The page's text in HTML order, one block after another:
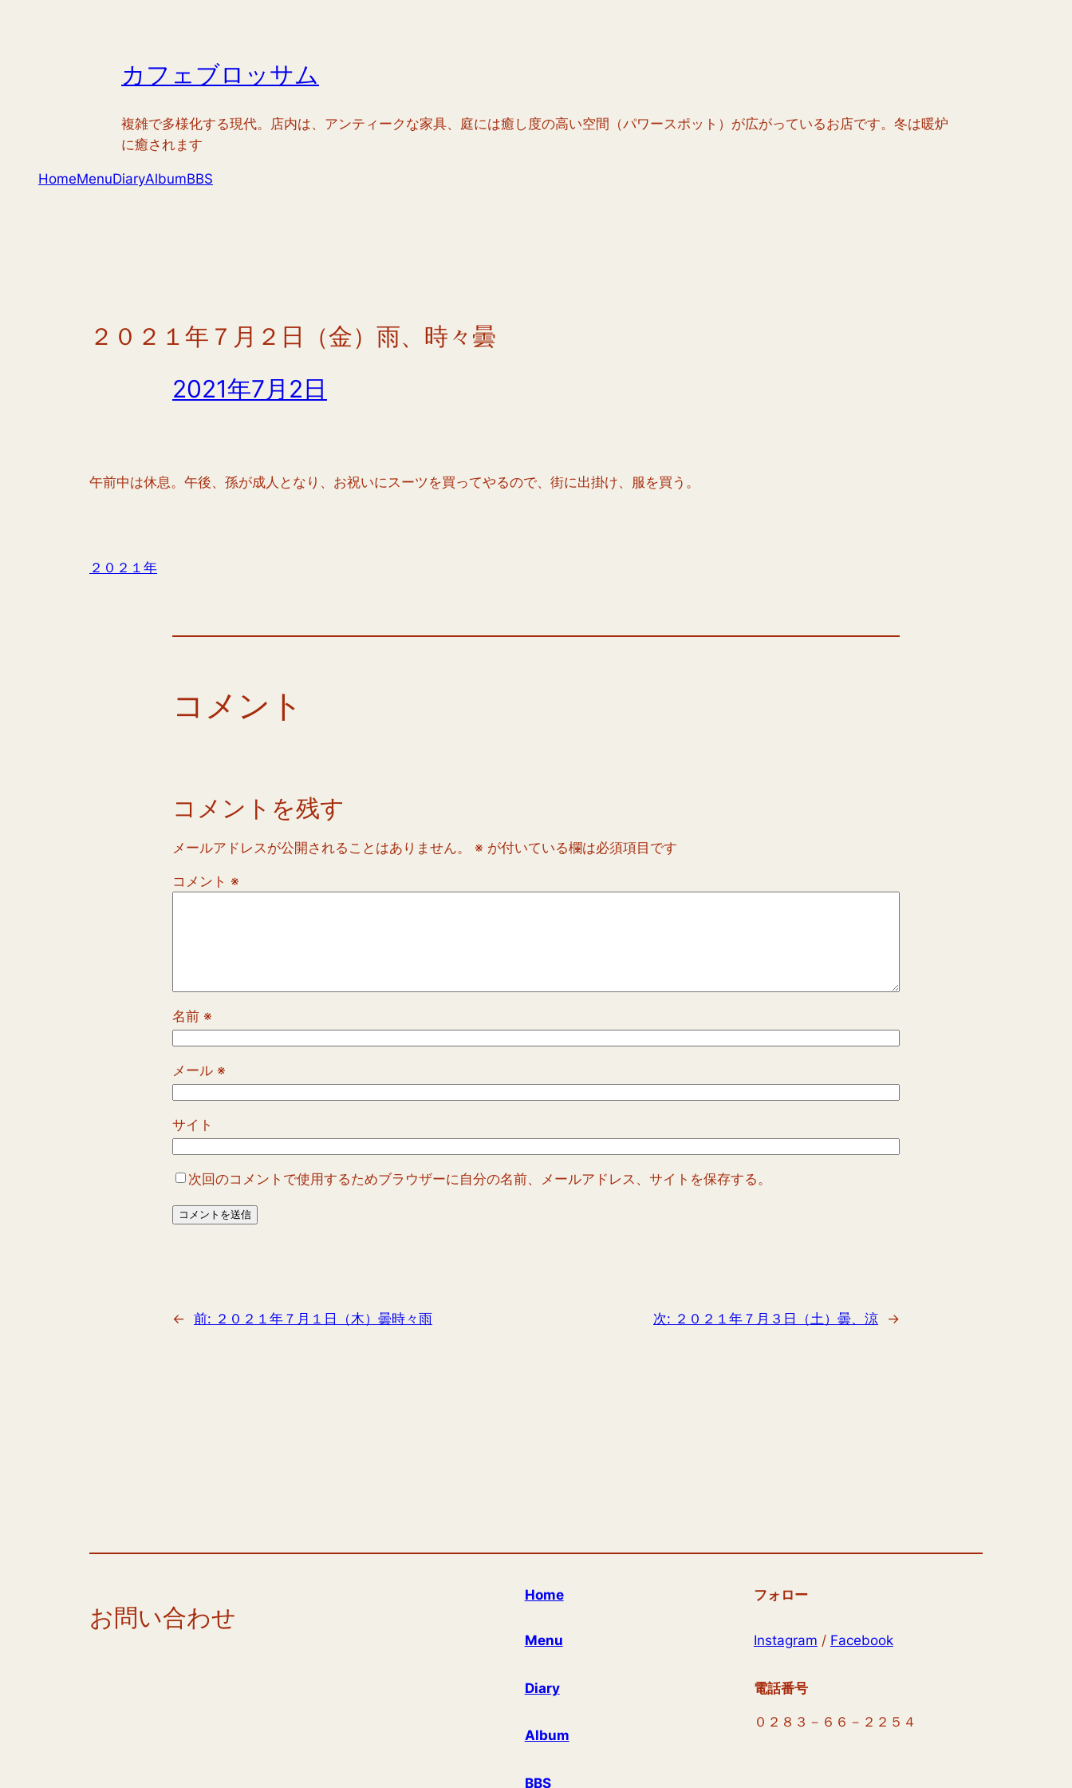
カフェブロッサム
複雑で多様化する現代。店内は、アンティークな家具、庭には癒し度の高い空間（パワースポット）が広がっているお店です。冬は暖炉
に癒されます
HomeMenuDiaryAlbumBBS
２０２１年７月２日（金）雨、時々曇
2021年7月2日
午前中は休息。午後、孫が成人となり、お祝いにスーツを買ってやるので、街に出掛け、服を買う。
２０２１年
コメント
コメントを残す
メールアドレスが公開されることはありません。 ※ が付いている欄は必須項目です
コメント ※
名前 ※
メール ※
サイト
次回のコメントで使用するためブラウザーに自分の名前、メールアドレス、サイトを保存する。
← 前: ２０２１年７月１日（木）曇時々雨 次: ２０２１年７月３日（土）曇、涼 →
お問い合わせ
Home
Menu
Diary
Album
BBS
フォロー
Instagram / Facebook
電話番号
０２８３－６６－２２５４